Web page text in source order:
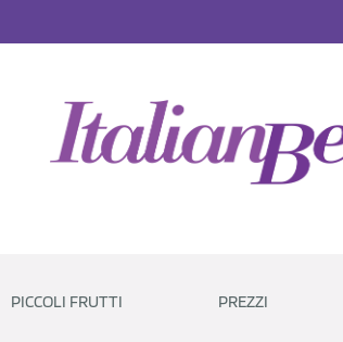
PICCOLI FRUTTI PREZZI